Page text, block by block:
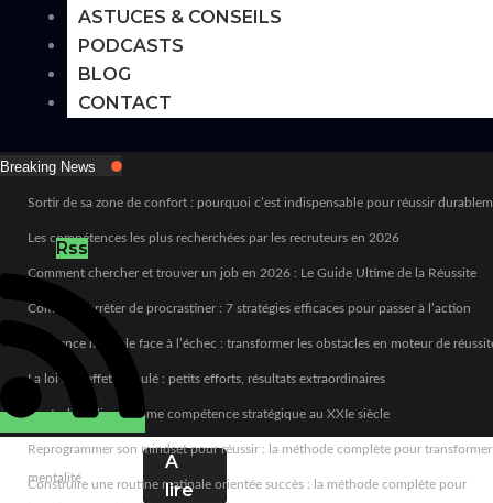
ASTUCES & CONSEILS
PODCASTS
BLOG
CONTACT
Breaking News
Sortir de sa zone de confort : pourquoi c’est indispensable pour réussir
Les compétences les plus recherchées par les recruteurs en 2026
Comment chercher et trouver un job en 2026 : Le Guide Ultime de la Réussite
Comment arrêter de procrastiner : 7 stratégies efficaces pour passer à l’action
Résilience mentale face à l’échec : transformer les obstacles en moteur de
La loi de l’effet cumulé : petits efforts, résultats extraordinaires
L’autodiscipline comme compétence stratégique au XXIe siècle
Reprogrammer son mindset pour réussir : la méthode complète pour transformer sa
mentalité
Construire une routine matinale orientée succès : la méthode complète pour
Rss
A
lire